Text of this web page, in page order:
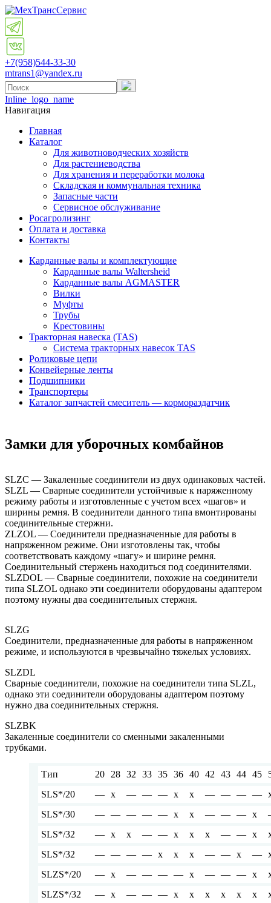
+7(958)544-33-30
mtrans1@yandex.ru
Inline_logo_name
Навигация
Главная
Каталог
Для животноводческих хозяйств
Для растениеводства
Для хранения и переработки молока
Складская и коммунальная техника
Запасные части
Cервисное обслуживание
Росагролизинг
Оплата и доставка
Контакты
Карданные валы и комплектующие
Карданные валы Waltersheid
Карданные валы AGMASTER
Вилки
Муфты
Трубы
Крестовины
Тракторная навеска (TAS)
Система тракторных навесок TAS
Роликовые цепи
Конвейерные ленты
Подшипники
Транспортеры
Каталог запчастей смеситель — кормораздатчик
Замки для уборочных комбайнов
SLZC — Закаленные соединители из двух одинаковых частей.
SLZL — Сварные соединители устойчивые к наряженному
режиму работы и изготовленные с учетом всех «шагов» и
ширины ремня. В соединители данного типа вмонтированы
соединительные стержни.
ZLZOL — Соединители предназначенные для работы в
напряженном режиме. Они изготовлены так, чтобы
соответствовать каждому «шагу» и ширине ремня.
Соединительный стержень находиться под соединителями.
SLZDOL — Сварные соединители, похожие на соединители
типа SLZOL однако эти соединители оборудованы адаптером
поэтому нужны два соединительных стержня.
SLZG
Соединители, предназначенные для работы в напряженном
режиме, и используются в чрезвычайно тяжелых условиях.
SLZDL
Сварные соединители, похожие на соединители типа SLZL,
однако эти соединители оборудованы адаптером поэтому
нужно два соединительных стержня.
SLZBK
Закаленные соединители со сменными закаленными
трубками.
Тип 20 28 32 33 35 36 40 42 43 44 45
SLS*/20
— x — — — x x — — — —
SLS*/30
— — — — — x x — — — x
SLS*/32
— x x — — x x x — — x
SLS*/32
— — — — x x x — — x —
SLZS*/20
— x — — — — x — — — x
SLZS*/32
— x — — — x x x x x x